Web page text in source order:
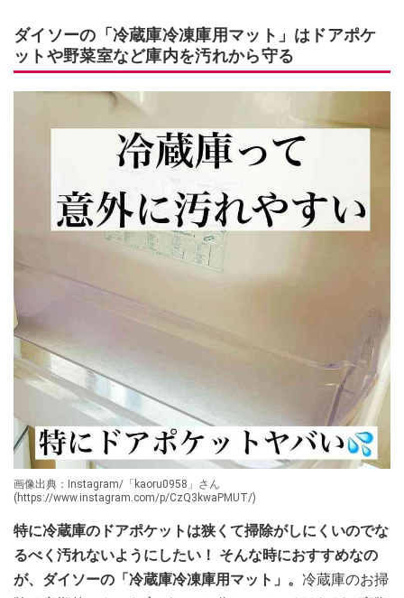
ダイソーの「冷蔵庫冷凍庫用マット」はドアポケ
ットや野菜室など庫内を汚れから守る
画像出典：Instagram/「kaoru0958」さん
(https://www.instagram.com/p/CzQ3kwaPMUT/)
特に冷蔵庫のドアポケットは狭くて掃除がしにくいのでな
るべく汚れないようにしたい！ そんな時におすすめなの
が、ダイソーの「冷蔵庫冷凍庫用マット」。 冷蔵庫のお掃